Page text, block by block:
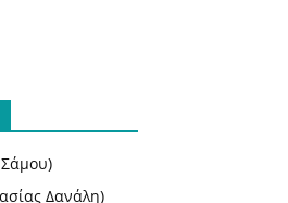
Σάμου)
Δανάλη)